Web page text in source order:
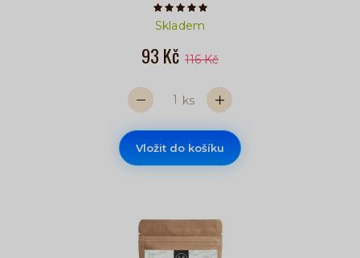
Počet hvězdiček je 5 z 5
Skladem
93 Kč 116 Kč
ks
Vložit do košíku